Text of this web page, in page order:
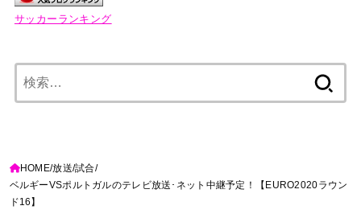
サッカーランキング
索:
HOME 放送 試合
ベルギーVSポルトガルのテレビ放送･ネット中継予定！【EURO2020ラウン
ド16】